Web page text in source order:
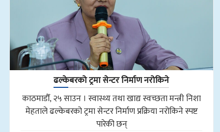
ढल्केबरको ट्रमा सेन्टर निर्माण नरोकिने
काठमाडौँ, २५ साउन । स्वास्थ्य तथा खाद्य स्वच्छता मन्त्री निशा
मेहताले ढल्केबरको ट्रमा सेन्टर निर्माण प्रक्रिया नरोकिने स्पष्ट
पारेकी छन्